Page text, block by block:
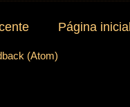
Página
(Atom)